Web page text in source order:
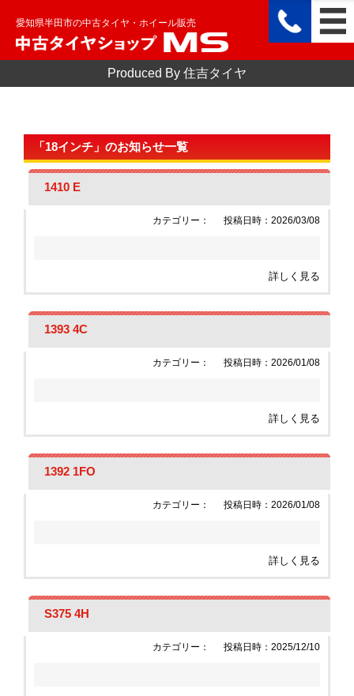
愛知県半田市の中古タイヤ・ホイール販売
Produced By 住吉タイヤ
「18インチ」のお知らせ一覧
1410 E
カテゴリー： 投稿日時：2026/03/08
詳しく見る
1393 4C
カテゴリー： 投稿日時：2026/01/08
詳しく見る
1392 1FO
カテゴリー： 投稿日時：2026/01/08
詳しく見る
S375 4H
カテゴリー： 投稿日時：2025/12/10